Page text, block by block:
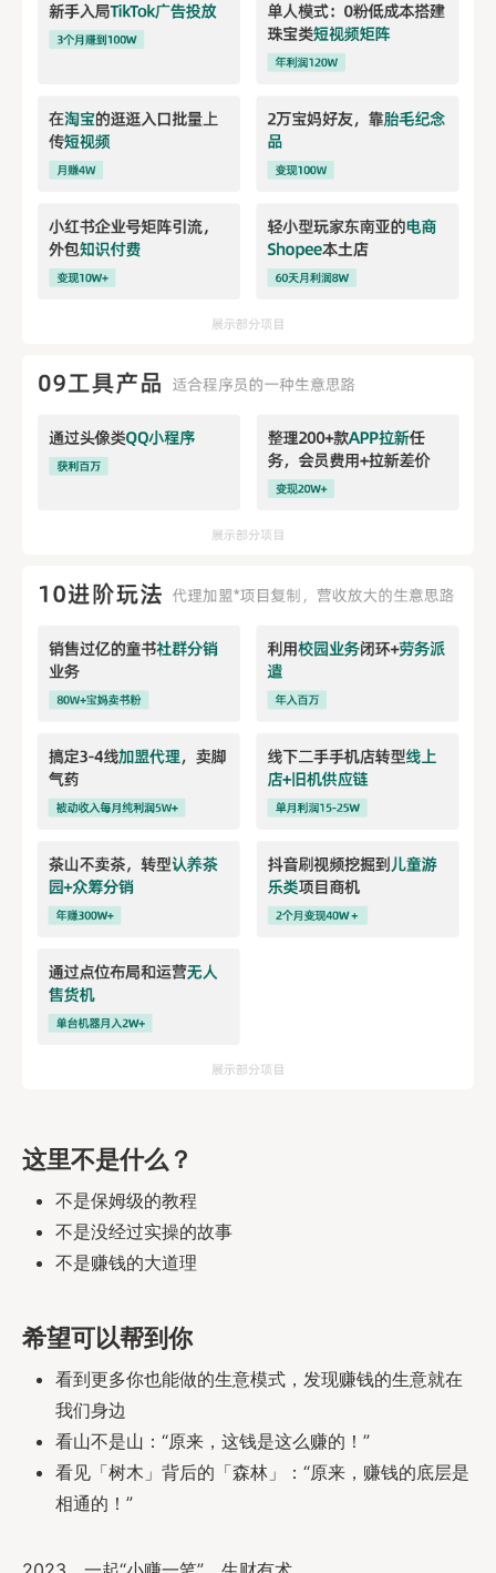
这里不是什么？
不是保姆级的教程
不是没经过实操的故事
不是赚钱的大道理
希望可以帮到你
看到更多你也能做的生意模式，发现赚钱的生意就在
我们身边
看山不是山：“原来，这钱是这么赚的！”
看见「树木」背后的「森林」：“原来，赚钱的底层是
相通的！”